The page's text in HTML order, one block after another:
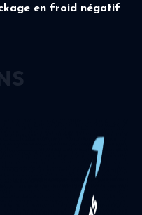
en froid négatif